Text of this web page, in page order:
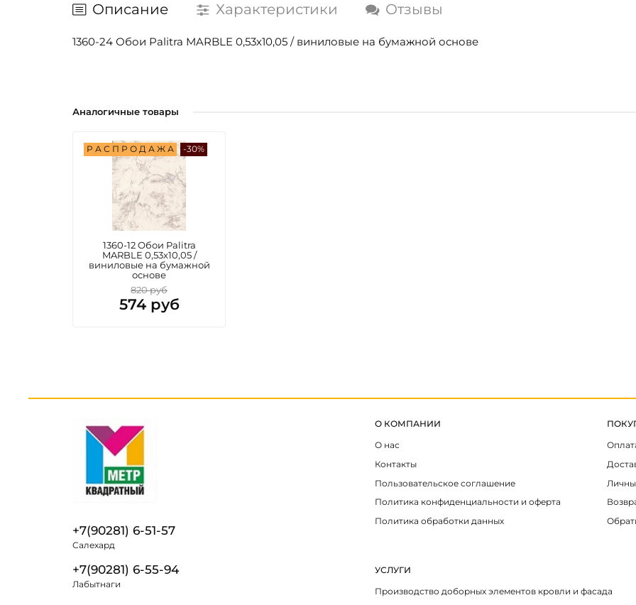
Описание Характеристики Отзывы
1360-24 Обои Palitra MARBLE 0,53х10,05 / виниловые на бумажной основе
Аналогичные товары
Р А С П Р О Д А Ж А -30%
1360-12 Обои Palitra
MARBLE 0,53х10,05 /
виниловые на бумажной
основе
820 руб
574 руб
О КОМПАНИИ
О нас
Контакты
Пользовательское соглашение
Политика конфиденциальности и оферта
Политика обработки данных
УСЛУГИ
Производство доборных элементов кровли и фасада
+7(90281) 6-51-57
Салехард
+7(90281) 6-55-94
Лабытнаги